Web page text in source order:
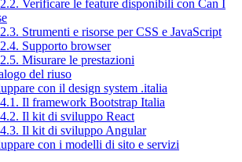
Verificare le feature disponibili con Can I
Strumenti e risorse per CSS e JavaScript
Supporto browser
Misurare le prestazioni
del riuso
con il design system .italia
Il framework Bootstrap Italia
Il kit di sviluppo React
Il kit di sviluppo Angular
con i modelli di sito e servizi